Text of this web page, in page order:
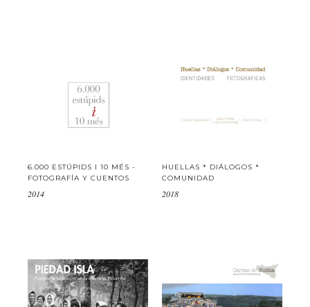
6.000 ESTÚPIDS I 10 MÉS -
FOTOGRAFÍA Y CUENTOS
2014
HUELLAS * DIÁLOGOS *
COMUNIDAD
2018